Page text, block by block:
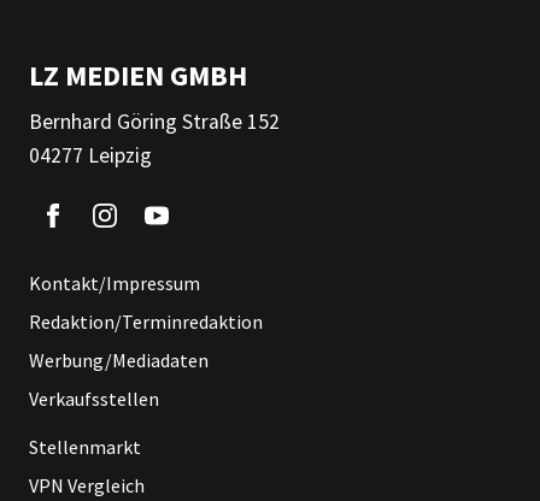
LZ MEDIEN GMBH
Bernhard Göring Straße 152
04277 Leipzig
Kontakt/Impressum
Redaktion/Terminredaktion
Werbung/Mediadaten
Verkaufsstellen
Stellenmarkt
VPN Vergleich